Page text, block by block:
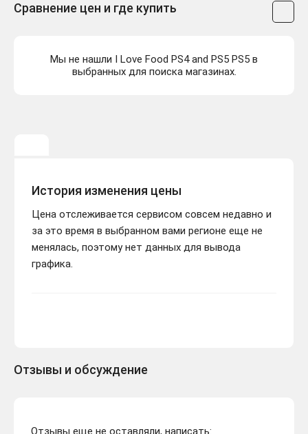
Сравнение цен и где купить
Мы не нашли I Love Food PS4 and PS5 PS5 в
выбранных для поиска магазинах.
История изменения цены
Цена отслеживается сервисом совсем недавно и
за это время в выбранном вами регионе еще не
менялась, поэтому нет данных для вывода
графика.
Отзывы и обсуждение
Отзывы еще не оставляли, написать: